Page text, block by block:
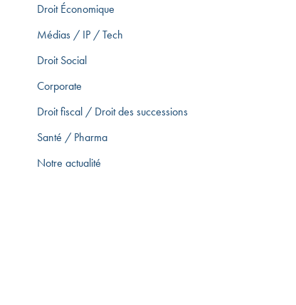
Droit Économique
Médias / IP / Tech
Droit Social
Corporate
Droit fiscal / Droit des successions
Santé / Pharma
Notre actualité